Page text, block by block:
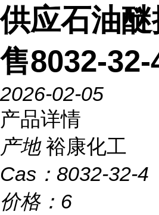
供应石油
售8032-32-
2026-02-05
产品详情
产地 裕康化工
Cas： 8032-32-4
价格： 6